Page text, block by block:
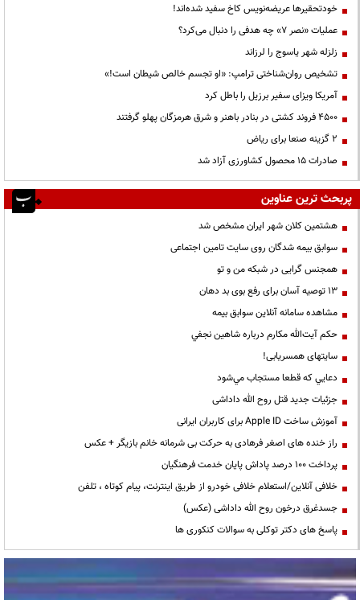
خودتحقیرها عریضه‌نویس کاخ سفید شده‌اند!
عملیات «نصر ۷» چه هدفی را دنبال می‌کرد؟
زلزله شهر یاسوج را لرزاند
تشخیص روان‌شناختی ترامپ: «او تجسم خالص شیطان است!»
آمریکا ویزای سفیر برزیل را باطل کرد
۴۵۰۰ فروند کشتی در بنادر باهنر و شرق هرمزگان پهلو گرفتند
۲ گزینه صنعا برای ریاض
صادرات ۱۵ محصول کشاورزی آزاد شد
پربحث ترین عناوین
هشتمین کلان شهر ایران مشخص شد
سوابق بیمه شدگان روی سایت تامین اجتماعی
همجنس گرایی در شبکه من و تو
13 توصیه آسان برای رفع بوی بد دهان
مشاهده سامانه آنلاين سوابق بیمه
حكم آيت‌الله مكارم درباره شاهين نجفي
سایتهای همسریابی!
دعايي كه قطعا مستجاب مي‌شود
جزئیات جدید قتل روح الله داداشی
آموزش ساخت Apple ID برای کاربران ایرانی
راز خنده های اصغر فرهادی به حرکت بی شرمانه خانم بازیگر + عکس
پرداخت ۱۰۰ درصد پاداش پایان خدمت فرهنگیان
خلافی آنلاین/استعلام خلافی خودرو از طریق اینترنت، پیام کوتاه ، تلفن
جسدغرق درخون روح الله داداشی (عکس)
پاسخ های دکتر توکلی به سوالات کنکوری ها